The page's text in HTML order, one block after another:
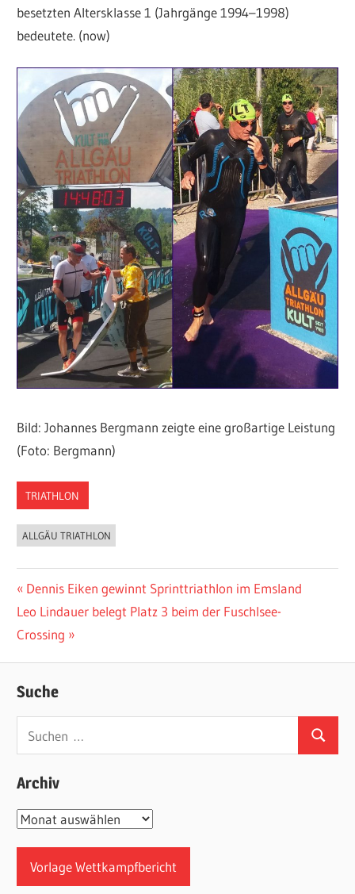
besetzten Altersklasse 1 (Jahrgänge 1994–1998)
bedeutete. (now)
Bild: Johannes Bergmann zeigte eine großartige Leistung
(Foto: Bergmann)
TRIATHLON
ALLGÄU TRIATHLON
Beitragsnavigation
Vorheriger
Beitrag:
Dennis Eiken gewinnt Sprinttriathlon im Emsland
Nächster
Beitrag:
Leo Lindauer belegt Platz 3 beim der Fuschlsee-
Crossing
Suche
nach:
Suchen
Archiv
Archiv
Vorlage Wettkampfbericht